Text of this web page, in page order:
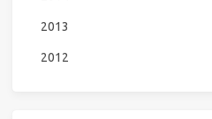
2013
2012